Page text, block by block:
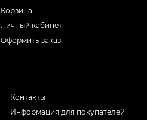
Корзина
Личный кабинет
Оформить заказ
Контакты
Информация для покупателей